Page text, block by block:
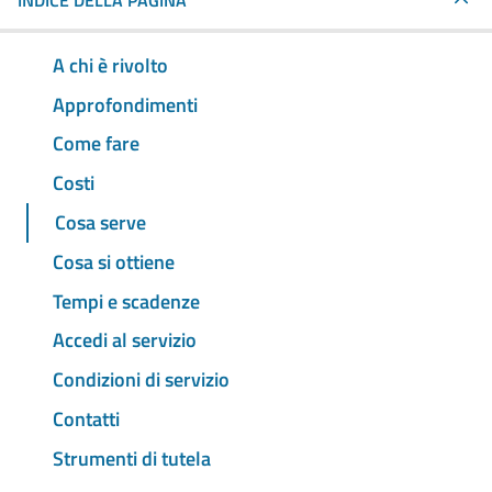
A chi è rivolto
Approfondimenti
Come fare
Costi
Cosa serve
Cosa si ottiene
Tempi e scadenze
Accedi al servizio
Condizioni di servizio
Contatti
Strumenti di tutela